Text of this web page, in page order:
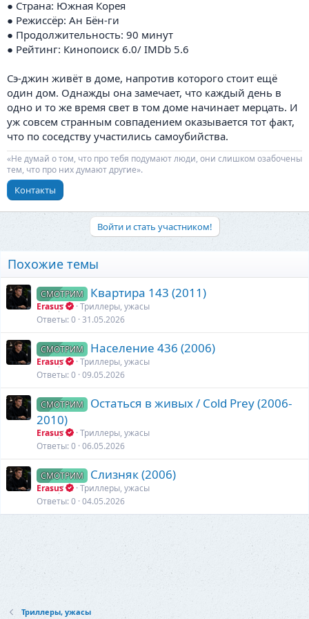
● Страна: Южная Корея
● Режиссёр: Ан Бён-ги
● Продолжительность: 90 минут
● Рейтинг: Кинопоиск 6.0/ IMDb 5.6
Сэ-джин живёт в доме, напротив которого стоит ещё
один дом. Однажды она замечает, что каждый день в
одно и то же время свет в том доме начинает мерцать. И
уж совсем странным совпадением оказывается тот факт,
что по соседству участились самоубийства.
«Не думай о том, что про тебя подумают люди, они слишком озабочены
тем, что про них думают другие».
Контакты
Войти и стать участником!
Похожие темы
СМОТРИМ Квартира 143 (2011)
Erasus
Триллеры, ужасы
Ответы 0 31.05.2026
СМОТРИМ Население 436 (2006)
Erasus
Триллеры, ужасы
Ответы 0 09.05.2026
СМОТРИМ
Остаться в живых / Cold Prey (2006-
2010)
Erasus
Триллеры, ужасы
Ответы 0 06.05.2026
СМОТРИМ Слизняк (2006)
Erasus
Триллеры, ужасы
Ответы 0 04.05.2026
Триллеры, ужасы